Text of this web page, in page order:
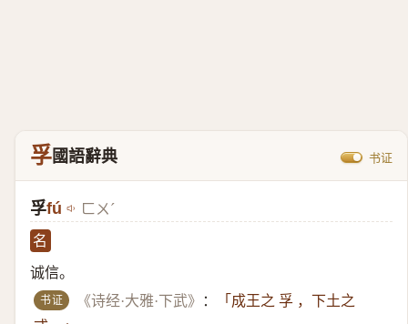
孚國語辭典 书证
孚fú ㄈㄨˊ
名
诚信。
书证 《诗经·大雅·下武》 ：
「成王之 孚 ，下土之